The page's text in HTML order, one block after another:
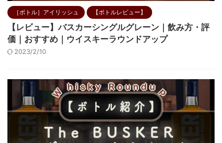
［ボトル］アイリッシュ 【ボトルレビュー】
【レビュー】バスカーシングルグレーン｜飲み方・評
価｜おすすめ｜ウイスキーラウンドアップ
2023/2/10